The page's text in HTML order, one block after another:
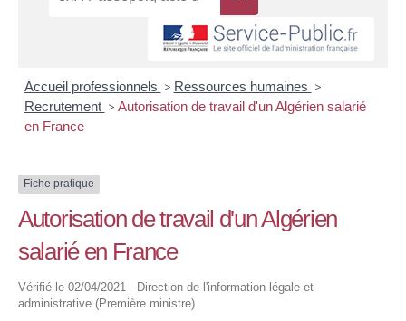
Accueil professionnels > Ressources humaines >
Recrutement > Autorisation de travail d'un Algérien salarié
en France
Fiche pratique
Autorisation de travail d'un Algérien
salarié en France
Vérifié le 02/04/2021 - Direction de l'information légale et
administrative (Première ministre)